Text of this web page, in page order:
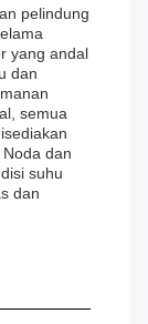
pelindung
yang andal
dan
semua
dan
suhu
dan